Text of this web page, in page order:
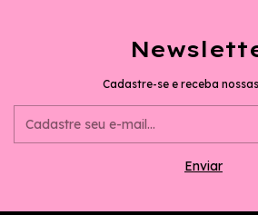
Cadastre-se e receba